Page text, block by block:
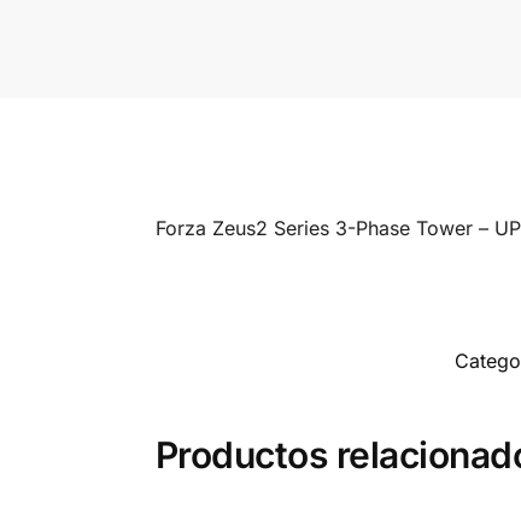
Forza Zeus2 Series 3-Phase Tower –
Productos